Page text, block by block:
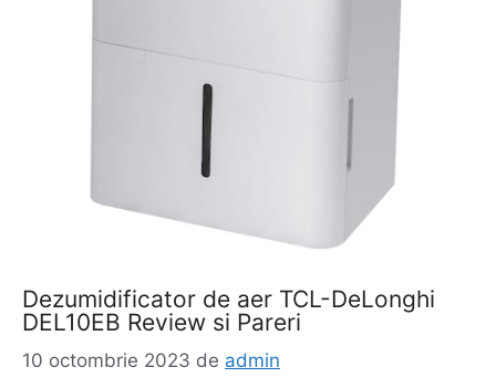
Dezumidificator de aer TCL-DeLonghi
DEL10EB Review si Pareri
10 octombrie 2023 de admin